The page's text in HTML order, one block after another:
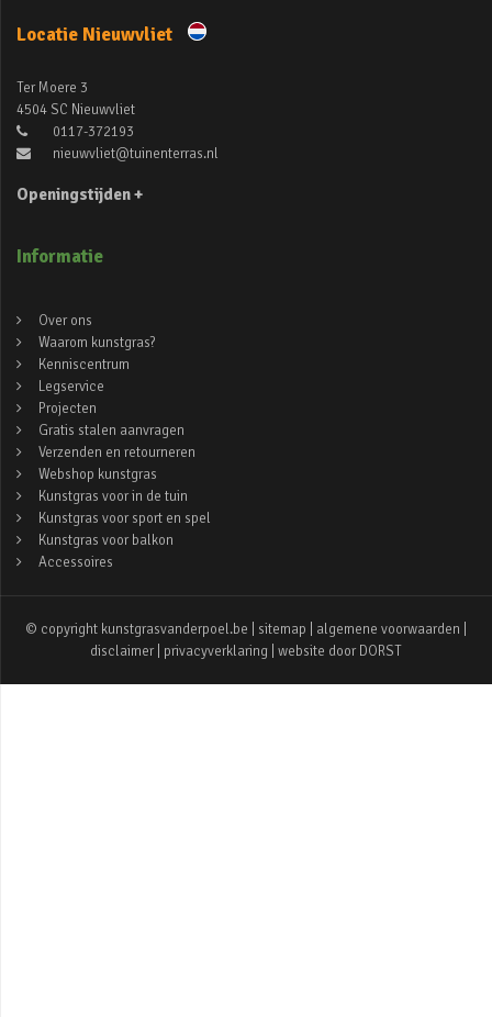
Locatie Nieuwvliet
Ter Moere 3
4504 SC Nieuwvliet
0117-372193
nieuwvliet@tuinenterras.nl
Openingstijden +
Informatie
Over ons
Waarom kunstgras?
Kenniscentrum
Legservice
Projecten
Gratis stalen aanvragen
Verzenden en retourneren
Webshop kunstgras
Kunstgras voor in de tuin
Kunstgras voor sport en spel
Kunstgras voor balkon
Accessoires
© copyright kunstgrasvanderpoel.be | sitemap algemene voorwaarden
disclaimer
privacyverklaring | website door DORST